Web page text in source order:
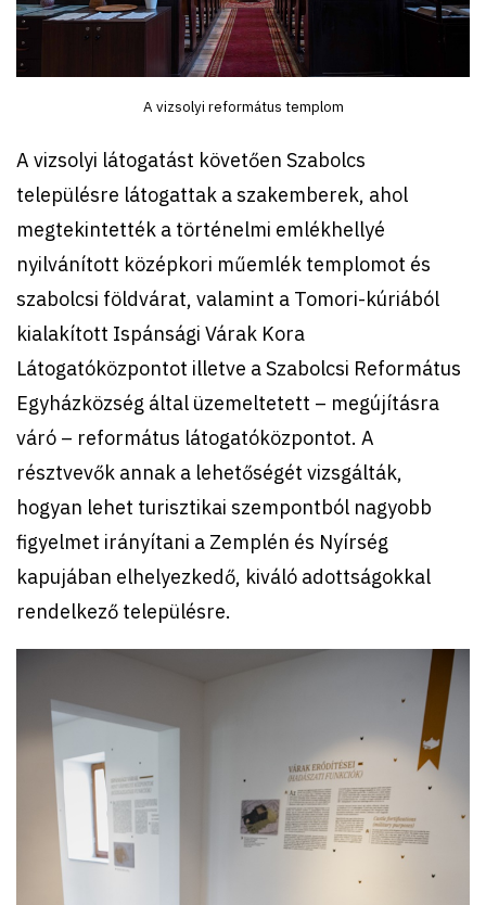
A vizsolyi református templom
A vizsolyi látogatást követően Szabolcs
településre látogattak a szakemberek, ahol
megtekintették a történelmi emlékhellyé
nyilvánított középkori műemlék templomot és
szabolcsi földvárat, valamint a Tomori-kúriából
kialakított Ispánsági Várak Kora
Látogatóközpontot illetve a Szabolcsi Református
Egyházközség által üzemeltetett – megújításra
váró – református látogatóközpontot. A
résztvevők annak a lehetőségét vizsgálták,
hogyan lehet turisztikai szempontból nagyobb
figyelmet irányítani a Zemplén és Nyírség
kapujában elhelyezkedő, kiváló adottságokkal
rendelkező településre.